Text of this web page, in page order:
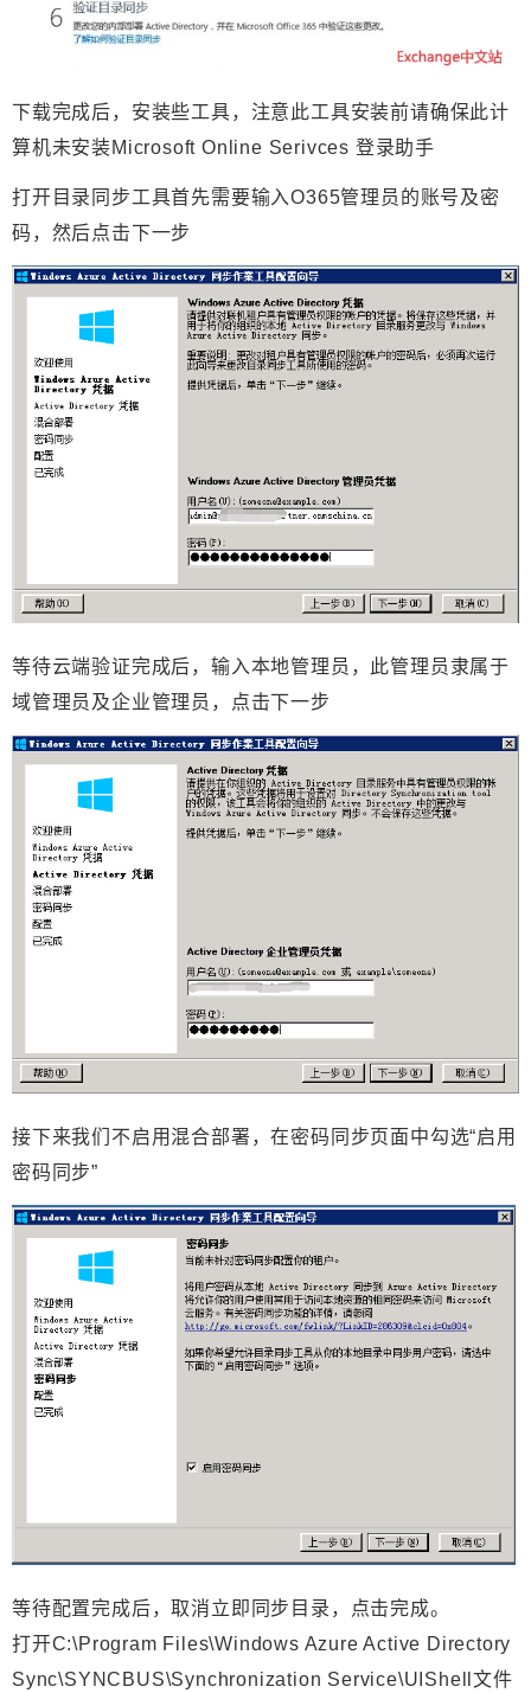
下载完成后，安装些工具，注意此工具安装前请确保此计
算机未安装Microsoft Online Serivces 登录助手
打开目录同步工具首先需要输入O365管理员的账号及密
码，然后点击下一步
等待云端验证完成后，输入本地管理员，此管理员隶属于
域管理员及企业管理员，点击下一步
接下来我们不启用混合部署，在密码同步页面中勾选“启用
密码同步”
等待配置完成后，取消立即同步目录，点击完成。
打开C:\Program Files\Windows Azure Active Directory
Sync\SYNCBUS\Synchronization Service\UIShell文件